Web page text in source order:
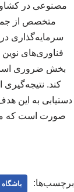
مصنوعی در
متخصص از
سرمایه‌گذاری
فناوری‌های
بخش ضروری است.
کند.
دستیابی به این
صورت است که
برچسب‌ها: